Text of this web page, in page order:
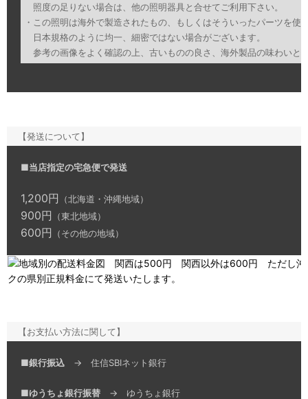
照度の足りない場合は、他の照明器具と合せてご利用下さい。
・この照明は海外で製造されたもの、もしくはそういったパーツを使
日本規格のように均一、細密ではない場合がございます。
参考の画像をよく確認の上、古いものの良さ、海外製品の味わいと
【発送について】
■当店指定の宅急便で発送
1,200円 （北海道・沖縄地域）
900円 （東北地域）
600円 （その他の地域）
【お支払い方法に関して】
■銀行振込 → 住信SBIネット銀行
■ゆうちょ銀行振替 → ゆうちょ銀行